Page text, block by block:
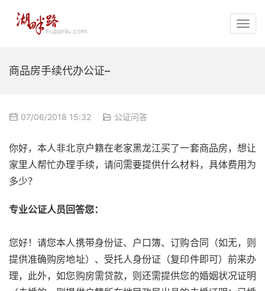
商品房手续代办公证–
07/06/2018 15:32 公证问答
你好，本人非北京户籍在老家黑龙江买了一套商品房，想让
家里人帮忙办理手续，请问需要提供什么材料，具体费用为
多少？
专业公证人员回答您：
您好！请您本人携带身份证、户口簿、订购合同（如无，则
提供准确购房地址）、受托人身份证（复印件即可）前来办
理，此外，如您购房需贷款，则还需提供您的婚姻状况证明